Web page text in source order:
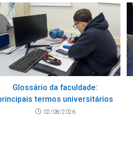
Glossário da faculdade:
termos universitários
02/08/2026